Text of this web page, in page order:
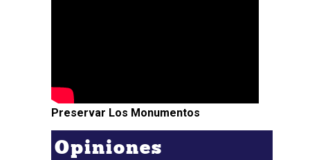
Preservar Los Monumentos
Opiniones